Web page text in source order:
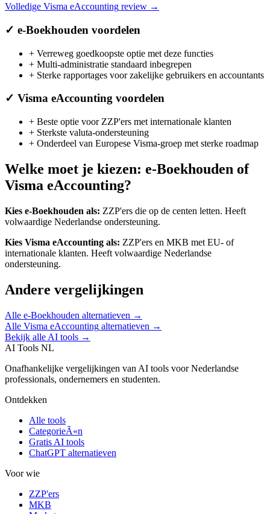
Volledige Visma eAccounting review →
✓ e-Boekhouden voordelen
+ Verreweg goedkoopste optie met deze functies
+ Multi-administratie standaard inbegrepen
+ Sterke rapportages voor zakelijke gebruikers en accountants
✓ Visma eAccounting voordelen
+ Beste optie voor ZZP'ers met internationale klanten
+ Sterkste valuta-ondersteuning
+ Onderdeel van Europese Visma-groep met sterke roadmap
Welke moet je kiezen: e-Boekhouden of
Visma eAccounting?
Kies e-Boekhouden als: ZZP'ers die op de centen letten. Heeft
volwaardige Nederlandse ondersteuning.
Kies Visma eAccounting als: ZZP'ers en MKB met EU- of
internationale klanten. Heeft volwaardige Nederlandse
ondersteuning.
Andere vergelijkingen
Alle e-Boekhouden alternatieven →
Alle Visma eAccounting alternatieven →
Bekijk alle AI tools →
AI Tools NL
Onafhankelijke vergelijkingen van AI tools voor Nederlandse
professionals, ondernemers en studenten.
Ontdekken
Alle tools
CategorieÃ«n
Gratis AI tools
ChatGPT alternatieven
Voor wie
ZZP'ers
MKB